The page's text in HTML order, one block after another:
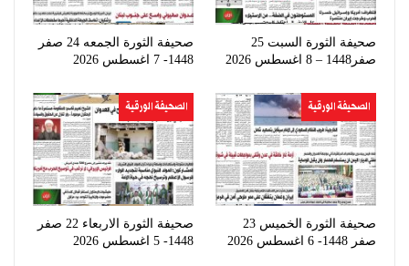
صحيفة الثورة السبت 25
صفر1448 – 8 اغسطس 2026
صحيفة الثورة الجمعه 24 صفر
1448- 7 اغسطس 2026
الصحيفة الورقية
صحيفة الثورة الخميس 23
صفر 1448- 6 اغسطس 2026
الصحيفة الورقية
صحيفة الثورة الاربعاء 22 صفر
1448- 5 اغسطس 2026